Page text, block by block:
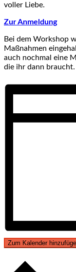
voller Liebe.
Zur Anmeldung
Bei dem Workshop
Maßnahmen
auch nochmal eine
die ihr dann braucht.
Zum Kalender